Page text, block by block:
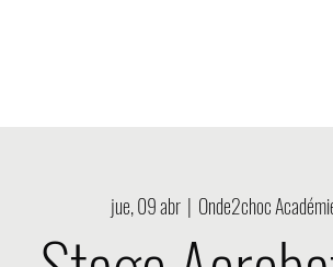
jue, 09 abr
  |
Onde2choc